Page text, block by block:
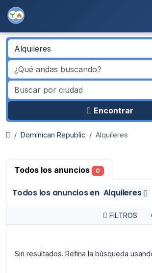
Encontrar
Dominican Republic Alquileres
Todos los anuncios 0
Todos los anunciosen Alquileres
FILTROS
Sin resultados. Refina la búsqueda